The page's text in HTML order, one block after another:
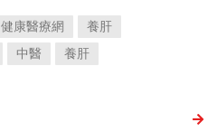
健康醫療網
養肝
中醫 養肝